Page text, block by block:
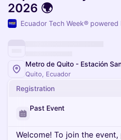
2026 🌍
Ecuador Tech Week®
Metro de Quito - Estación
Quito, Ecuador
Registration
Past Event
Welcome! To join the